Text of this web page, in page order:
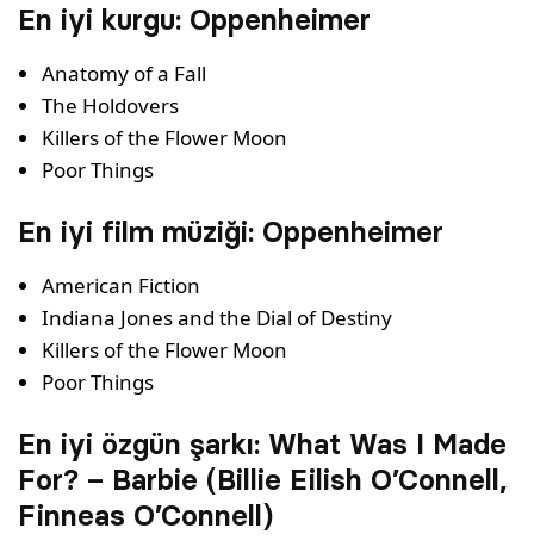
En iyi kurgu: Oppenheimer
Anatomy of a Fall
The Holdovers
Killers of the Flower Moon
Poor Things
En iyi film müziği​: Oppenheimer
American Fiction
Indiana Jones and the Dial of Destiny
Killers of the Flower Moon
Poor Things
En iyi özgün şarkı: What Was I Made
For? – Barbie (Billie Eilish O’Connell,
Finneas O’Connell)